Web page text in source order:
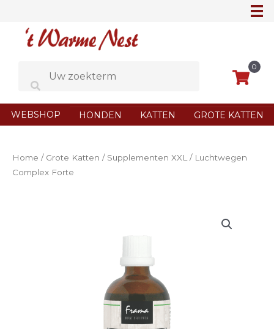
0
WEBSHOP HONDEN KATTEN GROTE KATTEN
Home / Grote Katten / Supplementen XXL / Luchtwegen
Complex Forte